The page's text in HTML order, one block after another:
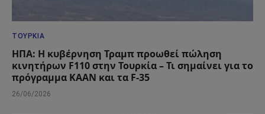
ΤΟΥΡΚΊΑ
ΗΠΑ: Η κυβέρνηση Τραμπ προωθεί πώληση
κινητήρων F110 στην Τουρκία – Τι σημαίνει για το
πρόγραμμα KAAN και τα F-35
26/06/2026